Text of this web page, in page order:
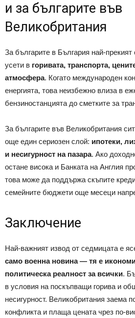
и за българите във
Великобритания
За българите в България най-
усети в горивата, транспорта,
атмосфера. Когато международен
енергията, това неизбежно влиза в
бензиностанцията до сметките за
За българите във Великобритания
още един сериозен слой: ипотеки,
и несигурност на пазара. Ако
остане висока и Банката на Англия
това може да поддържа скъпите
семейните бюджети още месеци
Заключение
Най-важният извод от седмицата е
само военна новина — тя е
политическа реалност за всички.
в условия на поскъпващи горива и
несигурност. Великобритания заема
конфликта и плаща цената чрез по-